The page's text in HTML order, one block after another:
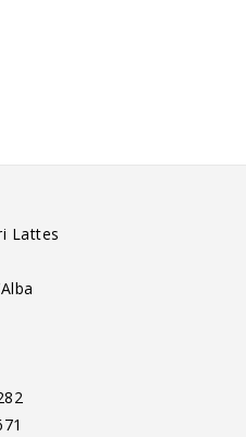
Lattes